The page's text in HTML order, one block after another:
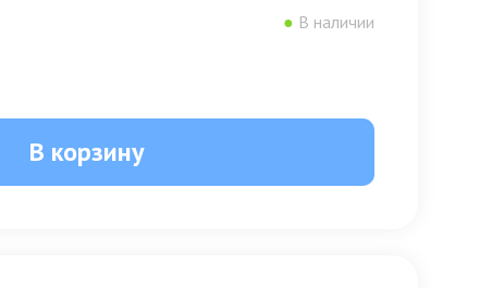
● В наличии
В корзину